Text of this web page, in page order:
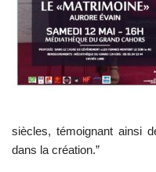
siècles, témoignant ainsi
dans la création.”